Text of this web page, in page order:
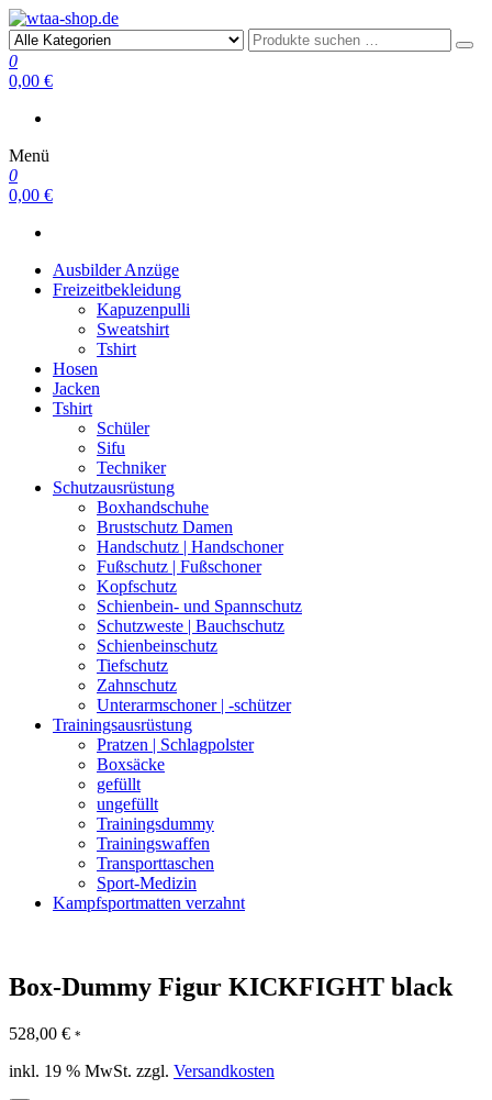
wtaa-shop.de
0
0,00 €
Menü
0
0,00 €
Ausbilder Anzüge
Freizeitbekleidung
Kapuzenpulli
Sweatshirt
Tshirt
Hosen
Jacken
Tshirt
Schüler
Sifu
Techniker
Schutzausrüstung
Boxhandschuhe
Brustschutz Damen
Handschutz | Handschoner
Fußschutz | Fußschoner
Kopfschutz
Schienbein- und Spannschutz
Schutzweste | Bauchschutz
Schienbeinschutz
Tiefschutz
Zahnschutz
Unterarmschoner | -schützer
Trainingsausrüstung
Pratzen | Schlagpolster
Boxsäcke
gefüllt
ungefüllt
Trainingsdummy
Trainingswaffen
Transporttaschen
Sport-Medizin
Kampfsportmatten verzahnt
Box-Dummy Figur KICKFIGHT black
528,00 € *
inkl. 19 % MwSt. zzgl. Versandkosten